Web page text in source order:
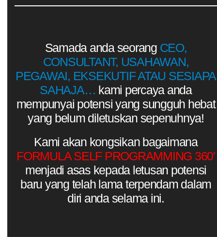
Samada anda seorang CEO,
CONSULTANT, USAHAWAN,
PEGAWAI, EKSEKUTIF ATAU SESIAPA
SAHAJA… kami percaya anda
mempunyai potensi yang sungguh hebat
yang belum diletuskan sepenuhnya!
Kami akan kongsikan bagaimana
FORMULA SELF PROGRAMMING 360′
menjadi asas kepada letusan potensi
baru yang telah lama terpendam dalam
diri anda selama ini.